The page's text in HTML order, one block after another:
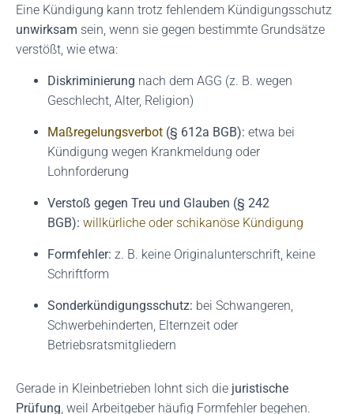
Eine Kündigung kann trotz fehlendem Kündigungsschutz
unwirksam sein, wenn sie gegen bestimmte Grundsätze
verstößt, wie etwa:
Diskriminierung nach dem AGG (z. B. wegen
Geschlecht, Alter, Religion)
Maßregelungsverbot (§ 612a BGB): etwa bei
Kündigung wegen Krankmeldung oder
Lohnforderung
Verstoß gegen Treu und Glauben (§ 242
BGB): willkürliche oder schikanöse Kündigung
Formfehler: z. B. keine Originalunterschrift, keine
Schriftform
Sonderkündigungsschutz: bei Schwangeren,
Schwerbehinderten, Elternzeit oder
Betriebsratsmitgliedern
Gerade in Kleinbetrieben lohnt sich die juristische
Prüfung, weil Arbeitgeber häufig Formfehler begehen.